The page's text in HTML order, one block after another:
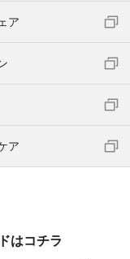
ア
ア
はコチラ